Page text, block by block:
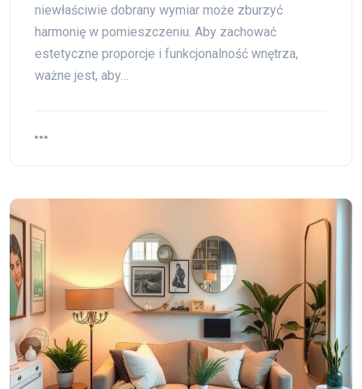
niewłaściwie dobrany wymiar może zburzyć
harmonię w pomieszczeniu. Aby zachować
estetyczne proporcje i funkcjonalność wnętrza,
ważne jest, aby…